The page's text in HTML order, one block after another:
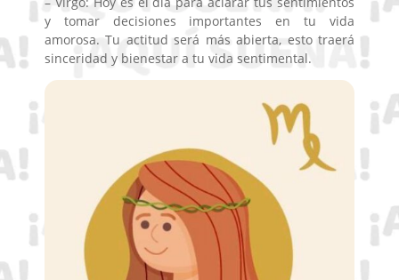
y tomar decisiones importantes en tu vida
amorosa. Tu actitud será más abierta, esto traerá
sinceridad y bienestar a tu vida sentimental.